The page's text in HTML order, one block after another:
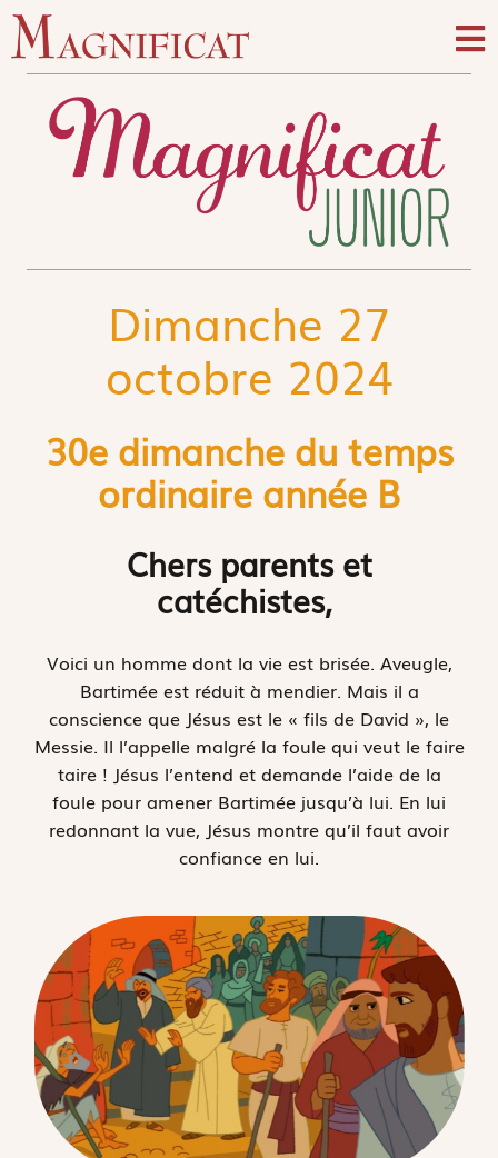
Dimanche 27
octobre 2024
30e dimanche du temps
ordinaire année B
Chers parents et
catéchistes,
Voici un homme dont la vie est brisée. Aveugle,
Bartimée est réduit à mendier. Mais il a
conscience que Jésus est le « fils de David », le
Messie. Il l’appelle malgré la foule qui veut le faire
taire ! Jésus l’entend et demande l’aide de la
foule pour amener Bartimée jusqu’à lui. En lui
redonnant la vue, Jésus montre qu’il faut avoir
confiance en lui.